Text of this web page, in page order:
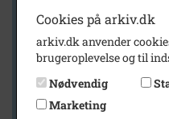
Geografi
Generelt
Cookies på arkiv.dk
arkiv.dk anvender
brugeroplevelse og til
Nødvendig
Marketing